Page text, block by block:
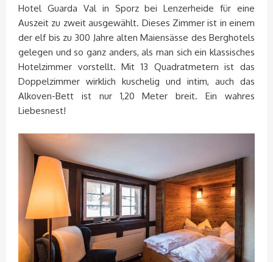
Hotel Guarda Val in Sporz bei Lenzerheide für eine
Auszeit zu zweit ausgewählt. Dieses Zimmer ist in einem
der elf bis zu 300 Jahre alten Maiensässe des Berghotels
gelegen und so ganz anders, als man sich ein klassisches
Hotelzimmer vorstellt. Mit 13 Quadratmetern ist das
Doppelzimmer wirklich kuschelig und intim, auch das
Alkoven-Bett ist nur 1,20 Meter breit. Ein wahres
Liebesnest!